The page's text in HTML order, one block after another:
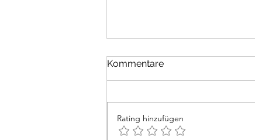
Die kleine Kneipe
Er sass an der Theke und blickte
hörte ihm zu: Das Zertrümmern
von Schaufenstern und das
Kommentare
Rating hinzufügen